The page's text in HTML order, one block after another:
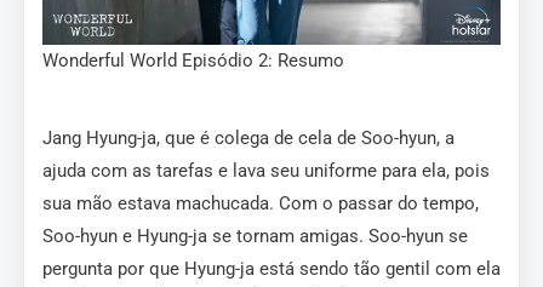
Wonderful World Episódio 2: Resumo
Jang Hyung-ja, que é colega de cela de Soo-hyun, a
ajuda com as tarefas e lava seu uniforme para ela, pois
sua mão estava machucada. Com o passar do tempo,
Soo-hyun e Hyung-ja se tornam amigas. Soo-hyun se
pergunta por que Hyung-ja está sendo tão gentil com ela